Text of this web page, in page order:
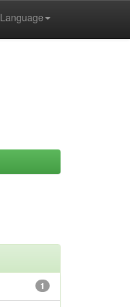
Language
1